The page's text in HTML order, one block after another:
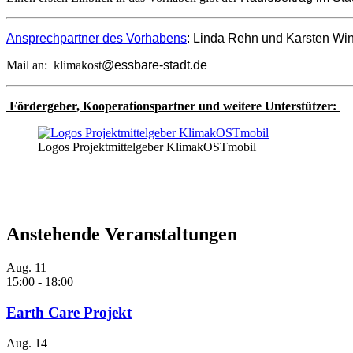
Ansprechpartner des Vorhabens: Linda Rehn und Karsten
Mail an: klimakost@essbare-stadt.de
Fördergeber, Kooperationspartner und weitere Unterstützer:
Logos Projektmittelgeber KlimakOSTmobil
Anstehende Veranstaltungen
Aug. 11
15:00 - 18:00
Earth Care Projekt
Aug. 14